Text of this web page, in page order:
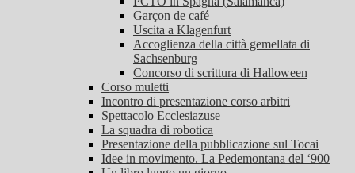
Garçon de café
Uscita a Klagenfurt
Accoglienza della città gemellata di
Sachsenburg
Concorso di scrittura di Halloween
Corso muletti
Incontro di presentazione corso arbitri
Spettacolo Ecclesiazuse
La squadra di robotica
Presentazione della pubblicazione sul Tocai
Idee in movimento. La Pedemontana del ‘900